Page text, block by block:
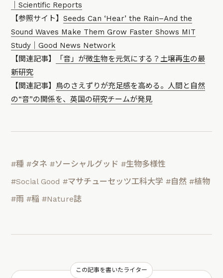
｜Scientific Reports
【参照サイト】Seeds Can ‘Hear’ the Rain–And the
Sound Waves Make Them Grow Faster Shows MIT
Study｜Good News Network
【関連記事】
「音」が微生物を元気にする？土壌再生の最
新研究
【関連記事】 鳥のさえずりが充足感を高める。人間と自然
の“音”の関係を、英国の研究チームが発見
#種 #タネ #ソーシャルグッド #生物多様性
#Social Good #マサチューセッツ工科大学 #自然 #植物
#雨 #稲 #Nature誌
この記事を書いたライター